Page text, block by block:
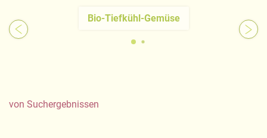
Bio-Tiefkühl-Gemüse
von Suchergebnissen